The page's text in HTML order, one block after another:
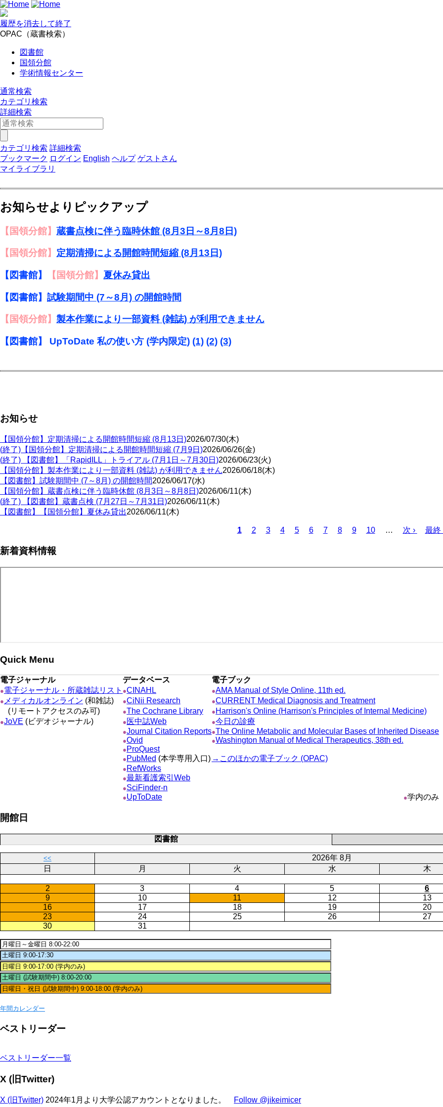
履歴を消去して終了
OPAC（蔵書検索）
図書館
国領分館
学術情報センター
通常検索
カテゴリ検索
詳細検索
カテゴリ検索 詳細検索
ブックマーク ログイン English ヘルプ ゲストさん
マイライブラリ
お知らせよりピックアップ
【国領分館】 蔵書点検に伴う臨時休館 (8月3日～8月8日)
【国領分館】 定期清掃による開館時間短縮 (8月13日)
【図書館】 【国領分館】 夏休み貸出
【図書館】 試験期間中 (7～8月) の開館時間
【国領分館】 製本作業により一部資料 (雑誌) が利用できません
【図書館】 UpToDate 私の使い方 (学内限定) (1) (2) (3)
お知らせ
【国領分館】定期清掃による開館時間短縮 (8月13日)2026/07/30(木)
(終了)【国領分館】定期清掃による開館時間短縮 (7月9日)2026/06/26(金)
(終了) 【図書館】「RapidILL」トライアル (7月1日～7月30日)2026/06/23(火)
【国領分館】製本作業により一部資料 (雑誌) が利用できません2026/06/18(木)
【図書館】試験期間中 (7～8月) の開館時間2026/06/17(水)
【国領分館】蔵書点検に伴う臨時休館 (8月3日～8月8日)2026/06/11(木)
(終了) 【図書館】蔵書点検 (7月27日～7月31日)2026/06/11(木)
【図書館】【国領分館】夏休み貸出2026/06/11(木)
ー
カ
1 Page
2 Page
3 Page
4 Page
5 Page
6 Page
7 Page
8 Page
9 Page
10 …
次
次 ›
最
最終
新着資料情報
Quick Menu
電子ジャーナル データベース 電子ブック
●電子ジャーナル・所蔵雑誌リスト ●CINAHL ●AMA Manual of Style Online, 11th ed.
● メディカルオンライン (和雑誌) ●CiNii Research ●CURRENT Medical Diagnosis and Treatment
(リモートアクセスのみ可)
●The Cochrane Library ● Harrison's Online (Harrison's Principles of Internal Medicine)
●JoVE (ビデオジャーナル) ● 医中誌Web ●今日の診療
●Journal Citation Reports●The Online Metabolic and Molecular Bases of Inherited Disease
●Ovid ●Washington Manual of Medical Therapeutics, 38th ed.
● ProQuest
● PubMed (本学専用入口) →このほかの電子ブック (OPAC)
● RefWorks
●最新看護索引Web
●SciFinder-n
●UpToDate ●学内のみ
開館日
図書館
<<
2026年 8月
日
月 火 水 木
2 3 4 5
6
9
10 11 12
13
16
17 18 19
20
23
24 25 26
27
30
31
年間カレンダー
ベストリーダー
ベストリーダー一覧
X (旧Twitter)
X (旧Twitter) 2024年1月より大学公認アカウントとなりました。 Follow @jikeimicer